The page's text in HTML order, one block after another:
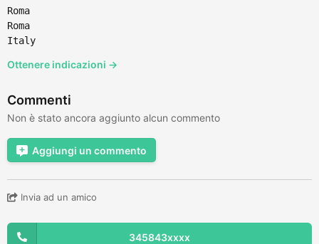
Roma
Roma
Italy
Ottenere indicazioni →
Commenti
Non è stato ancora aggiunto alcun commento
Aggiungi un commento
Invia ad un amico
345843xxxx